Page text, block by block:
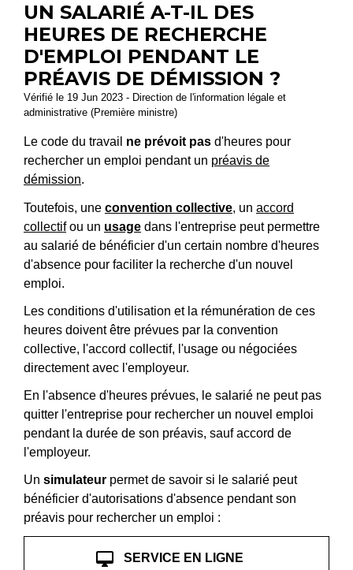
UN SALARIÉ A-T-IL DES
HEURES DE RECHERCHE
D'EMPLOI PENDANT LE
PRÉAVIS DE DÉMISSION ?
Vérifié le 19 Jun 2023 - Direction de l'information légale et
administrative (Première ministre)
Le code du travail ne prévoit pas d'heures pour
rechercher un emploi pendant un préavis de
démission.
Toutefois, une convention collective, un accord
collectifou un usage dans l'entreprise peut permettre
au salarié de bénéficier d'un certain nombre d'heures
d'absence pour faciliter la recherche d'un nouvel
emploi.
Les conditions d'utilisation et la rémunération de ces
heures doivent être prévues par la convention
collective, l'accord collectif, l'usage ou négociées
directement avec l'employeur.
En l'absence d'heures prévues, le salarié ne peut pas
quitter l'entreprise pour rechercher un nouvel emploi
pendant la durée de son préavis, sauf accord de
l'employeur.
Un simulateur permet de savoir si le salarié peut
bénéficier d'autorisations d'absence pendant son
préavis pour rechercher un emploi :
desktop_mac SERVICE EN LIGNE